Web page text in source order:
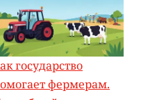
государство
фермерам.